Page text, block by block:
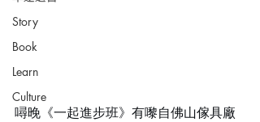
Story
Book
Learn
Culture
噚晚《一起進步班》有嚟自佛山傢具廠